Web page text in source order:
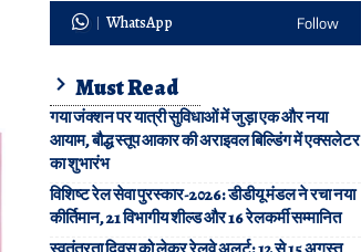
WhatsApp Follow
Must Read
गया जंक्शन पर यात्री सुविधाओं में जुड़ा एक और नया
आयाम, बौद्ध स्तूप आकार की अराइवल बिल्डिंग में एक्सलेटर
का शुभारंभ
विशिष्ट रेल सेवा पुरस्कार-2026: डीडीयू मंडल ने रचा नया
कीर्तिमान, 21 विभागीय शील्ड और 16 रेलकर्मी सम्मानित